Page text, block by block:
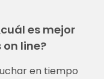
es mejor
line?
en tiempo